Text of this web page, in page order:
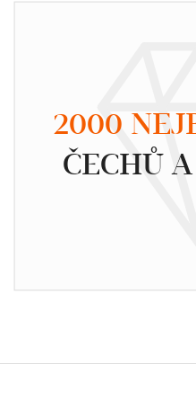
2000
ČECHŮ